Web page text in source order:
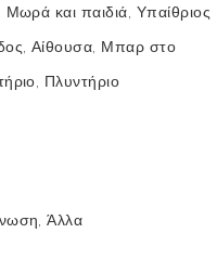
και παιδιά, Υπαίθριος
Αίθουσα, Μπαρ στο
Πλυντήριο
Άλλα